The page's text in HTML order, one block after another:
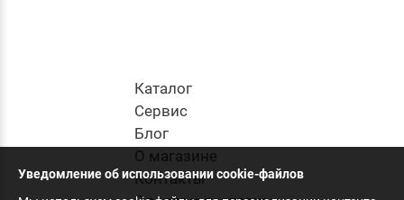
Каталог
Cервис
Блог
О магазине
Контакты
Уведомление об использовании cookie-файлов